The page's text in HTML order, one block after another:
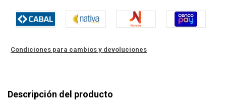
Condiciones para cambios y devoluciones
Descripción del producto